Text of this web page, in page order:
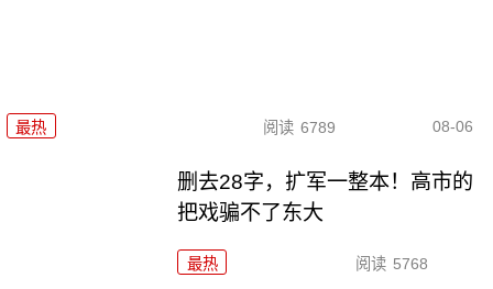
最热 阅读 6789 08-06
删去28字，扩军一整本！高市的
把戏骗不了东大
最热 阅读 5768